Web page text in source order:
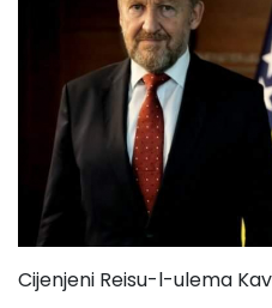
Cijenjeni Reisu-l-ulema